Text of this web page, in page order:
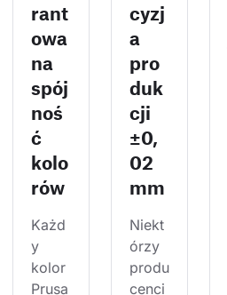
rant
owa
na
spój
noś
ć
kolo
rów
Każd
y
kolor
Prusa
cyzj
a
pro
duk
cji
±0,
02
mm
Niekt
órzy
produ
cenci